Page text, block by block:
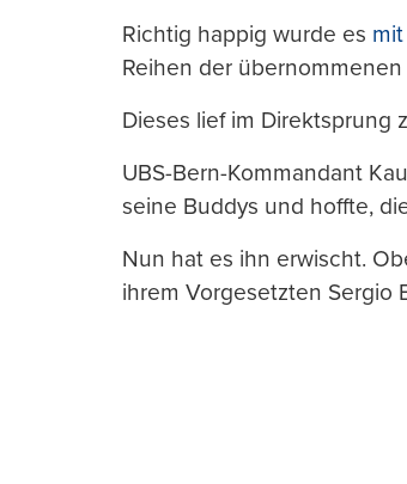
Richtig happig wurde es
Reihen der übernommenen
Dieses lief im Direktsprung
UBS-Bern-Kommandant
seine Buddys und hoffte,
Nun hat es ihn erwischt.
ihrem Vorgesetzten Sergio